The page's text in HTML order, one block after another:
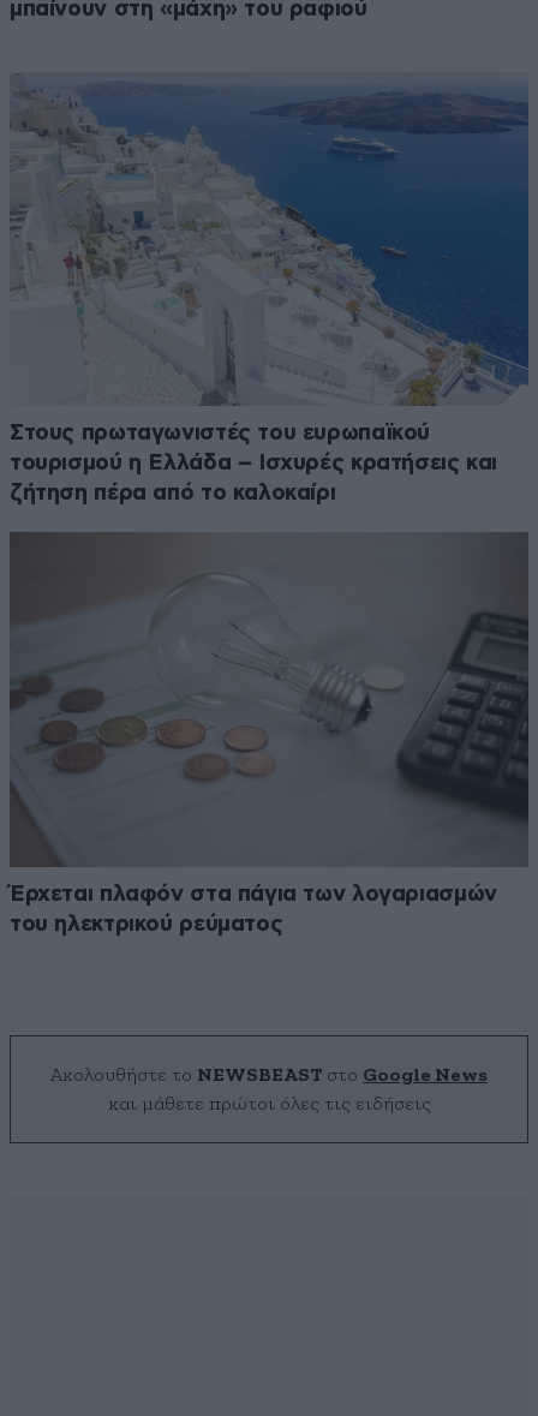
μπαίνουν στη «μάχη» του ραφιού
Στους πρωταγωνιστές του ευρωπαϊκού
τουρισμού η Ελλάδα – Ισχυρές κρατήσεις και
ζήτηση πέρα από το καλοκαίρι
Έρχεται πλαφόν στα πάγια των λογαριασμών
του ηλεκτρικού ρεύματος
Ακολουθήστε το NEWSBEAST στο Google News
και μάθετε πρώτοι όλες τις ειδήσεις